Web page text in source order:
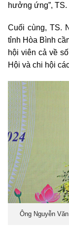
hưởng ứng”,
Cuối cùng, TS.
tỉnh Hòa Bình
hội viên cả về
Hội và chi hội
Ông Nguyễn